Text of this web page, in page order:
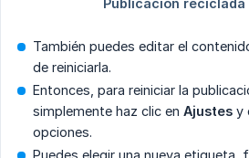
También puedes editar el
de reiniciarla.
Entonces, para reiniciar la
simplemente haz clic en Ajustes y
opciones.
Puedes elegir una nueva etiqueta,